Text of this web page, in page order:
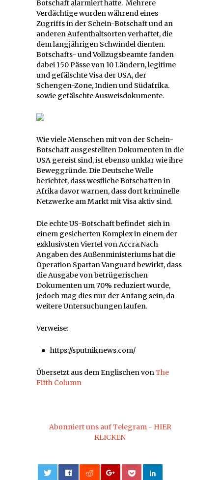
Botschaft alarmiert hatte. Mehrere
Verdächtige wurden während eines
Zugriffs in der Schein-Botschaft und an
anderen Aufenthaltsorten verhaftet, die
dem langjährigen Schwindel dienten.
Botschafts- und Vollzugsbeamte fanden
dabei 150 Pässe von 10 Ländern, legitime
und gefälschte Visa der USA, der
Schengen-Zone, Indien und Südafrika.
sowie gefälschte Ausweisdokumente.
Wie viele Menschen mit von der Schein-
Botschaft ausgestellten Dokumenten in die
USA gereist sind, ist ebenso unklar wie ihre
Beweggründe. Die Deutsche Welle
berichtet, dass westliche Botschaften in
Afrika davor warnen, dass dort kriminelle
Netzwerke am Markt mit Visa aktiv sind.
Die echte US-Botschaft befindet sich in
einem gesicherten Komplex in einem der
exklusivsten Viertel von Accra.Nach
Angaben des Außenministeriums hat die
Operation Spartan Vanguard bewirkt, dass
die Ausgabe von betrügerischen
Dokumenten um 70% reduziert wurde,
jedoch mag dies nur der Anfang sein, da
weitere Untersuchungen laufen.
Verweise:
https://sputniknews.com/
Übersetzt aus dem Englischen vonThe
Fifth Column
Abonniert uns auf Telegram - HIER
KLICKEN